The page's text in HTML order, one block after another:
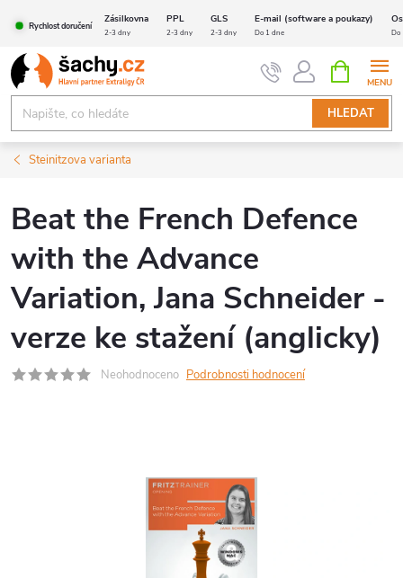
obsah
Rychlost doručení
Zásilkovna PPL GLS E-mail (software a poukazy)
2-3 dny 2-3 dny 2-3 dny Do 1 dne Do
HLEDAT
NÁKUPNÍ
KOŠÍK
Steinitzova varianta
Beat the French Defence
with the Advance
Variation, Jana Schneider -
verze ke stažení (anglicky)
Neohodnoceno Podrobnosti hodnocení